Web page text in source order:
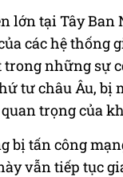
lớn tại Tây Ban
các hệ thống
những sự
tư châu Âu, bị
trọng của
bị tấn công
vẫn tiếp tục